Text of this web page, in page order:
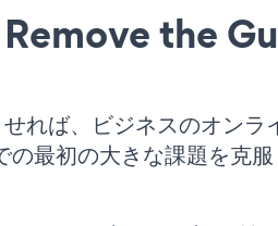
Remove the
れば、ビジネスのオンラ
の最初の大きな課題を克服